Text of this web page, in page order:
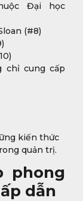
Đại học
(#8)
chỉ cung cấp
kiến thức
quản trị.
phong
dẫn